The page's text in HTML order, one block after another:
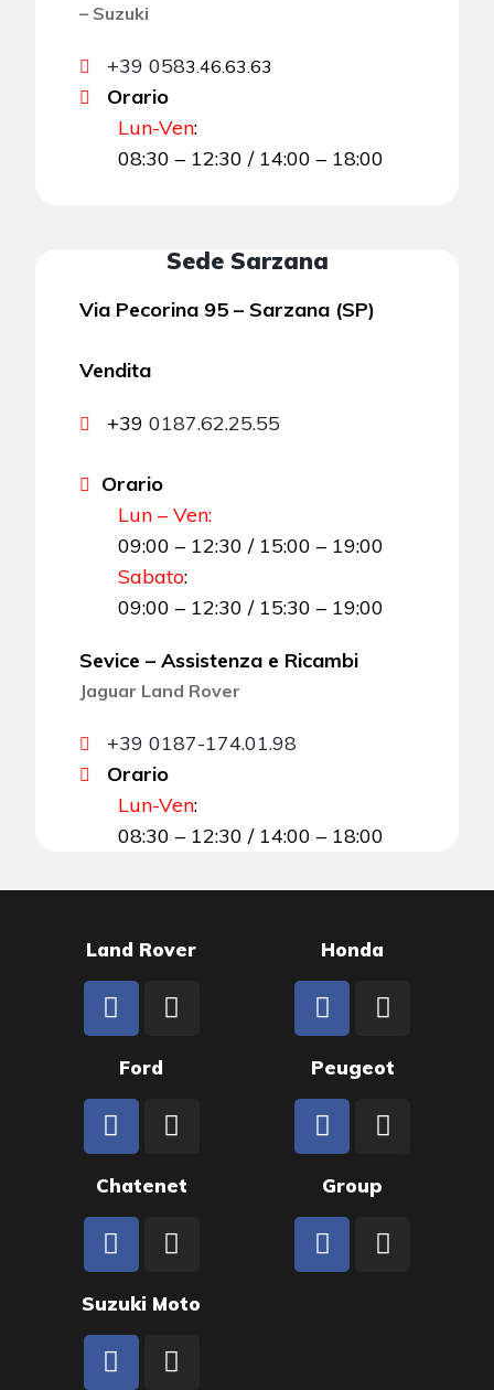
– Suzuki
+39 0583.46.63.63
Orario
Lun-Ven:
08:30 – 12:30 / 14:00 – 18:00
Sede Sarzana
Via Pecorina 95 – Sarzana (SP)
Vendita
+390187.62.25.55
Orario
Lun – Ven:
09:00 – 12:30 / 15:00 – 19:00
Sabato:
09:00 – 12:30 / 15:30 – 19:00
Sevice – Assistenza e Ricambi
Jaguar Land Rover
+39 0187-174.01.98
Orario
Lun-Ven:
08:30 – 12:30 / 14:00 – 18:00
Land Rover Honda
Ford Peugeot
Chatenet Group
Suzuki Moto